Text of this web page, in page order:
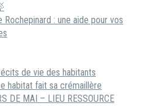
: une aide pour vos
de vie des habitants
habitat fait sa crémaillère
DE MAI – LIEU RESSOURCE